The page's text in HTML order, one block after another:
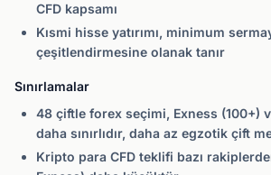
CFD kapsamı
Kısmi hisse yatırımı, minimum
çeşitlendirmesine olanak tanır
Sınırlamalar
48 çiftle forex seçimi, Exness (100+)
daha sınırlıdır, daha az egzotik çift
Kripto para CFD teklifi bazı